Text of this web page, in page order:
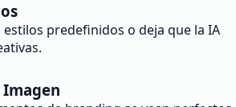
predefinidos o deja que la IA